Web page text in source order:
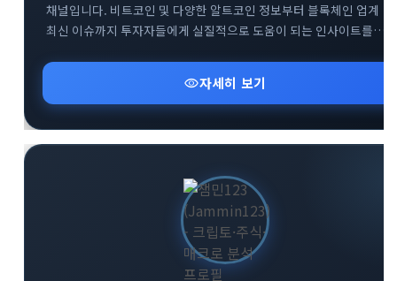
채널입니다. 비트코인 및 다양한 알트코인 정보부터 블록체인 업계
최신 이슈까지 투자자들에게 실질적으로 도움이 되는 인사이트를
흐름을 빠르게 파악하고 신뢰도 높은 투자 정보를 얻고자 하는
투자자분들께 추천합니다.
visibility자세히 보기